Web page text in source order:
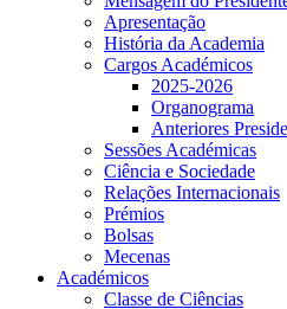
Apresentação
História da Academia
Cargos Académicos
2025-2026
Organograma
Anteriores
Sessões Académicas
Ciência e Sociedade
Relações Internacionais
Prémios
Bolsas
Mecenas
Académicos
Classe de Ciências